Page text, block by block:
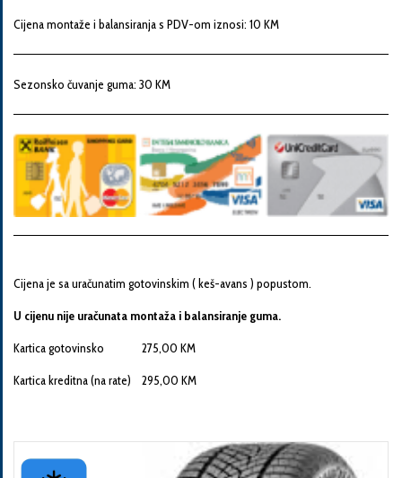
Snaga
Godina
proizvodnje
Broj
šasije
Cijena montaže i balansiranja s PDV-om iznosi: 10 KM
Sezonsko čuvanje guma: 30 KM
Cijena je sa uračunatim gotovinskim ( keš-avans ) popustom.
U cijenu nije uračunata montaža i balansiranje guma.
Kartica gotovinsko 275,00 KM
Kartica kreditna (na rate) 295,00 KM